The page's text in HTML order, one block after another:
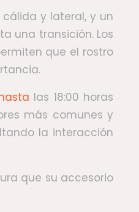
y lateral, y un
una transición. Los
que el rostro
las 18:00 horas
más comunes y
la interacción
que su accesorio